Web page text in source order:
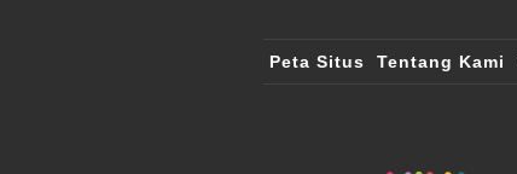
Peta Situs Tentang Kami